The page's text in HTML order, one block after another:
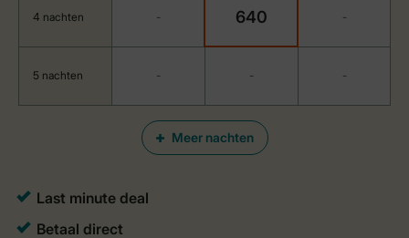
Meer nachten
4 nachten - 640 -
5 nachten - - -